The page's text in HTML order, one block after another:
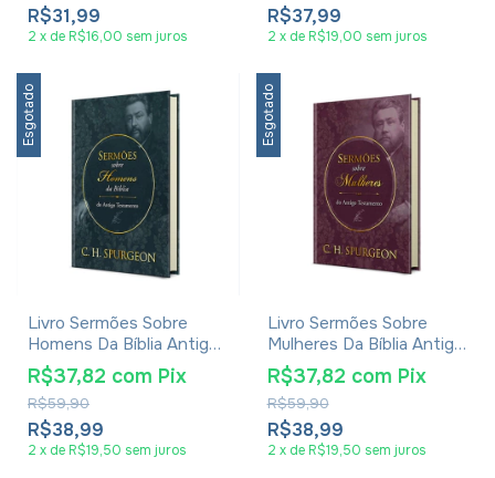
R$31,99
2 x de R$16,00 sem juros
R$37,99
2 x de R$19,00 sem juros
Esgotado
Livro Sermões Sobre
Homens Da Bíblia Antigo
Testamento - C. H.
Spurgeon
R$38,99
R$59,90
R$37,82 com Pix
2 x de R$19,50 sem juros
Esgotado
Livro Sermões Sobre
Mulheres Da Bíblia Antigo
Testamento - C. H.
Spurgeon
R$38,99
R$59,90
R$37,82 com Pix
2 x de R$19,50 sem juros